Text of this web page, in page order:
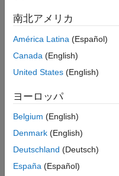
電気システム
Electrical Reference
Floating Reference
Gyrator
Ideal Transformer
南北アメリカ
América Latina (Español)
Canada (English)
United States (English)
ヨーロッパ
Belgium (English)
Denmark (English)
Deutschland (Deutsch)
España (Español)